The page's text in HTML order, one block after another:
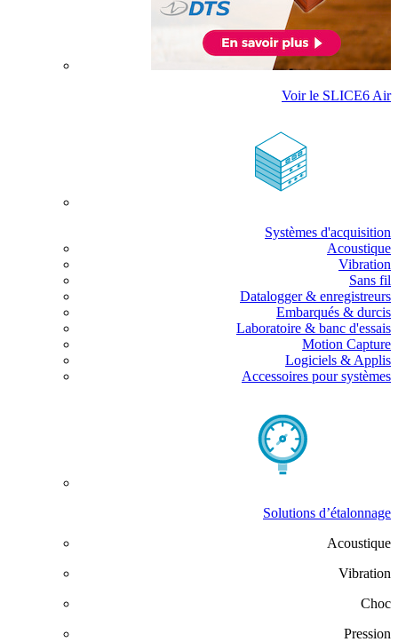
Voir le SLICE6 Air
Systèmes d'acquisition
Acoustique
Vibration
Sans fil
Datalogger & enregistreurs
Embarqués & durcis
Laboratoire & banc d'essais
Motion Capture
Logiciels & Applis
Accessoires pour systèmes
Solutions d’étalonnage
Acoustique
Vibration
Choc
Pression